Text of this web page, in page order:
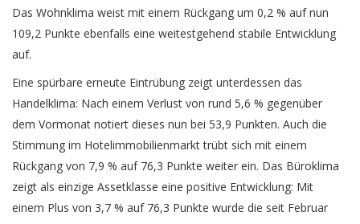
Das Wohnklima weist mit einem Rückgang um 0,2 % auf nun
109,2 Punkte ebenfalls eine weitestgehend stabile Entwicklung
auf.
Eine spürbare erneute Eintrübung zeigt unterdessen das
Handelklima: Nach einem Verlust von rund 5,6 % gegenüber
dem Vormonat notiert dieses nun bei 53,9 Punkten. Auch die
Stimmung im Hotelimmobilienmarkt trübt sich mit einem
Rückgang von 7,9 % auf 76,3 Punkte weiter ein. Das Büroklima
zeigt als einzige Assetklasse eine positive Entwicklung: Mit
einem Plus von 3,7 % auf 76,3 Punkte wurde die seit Februar